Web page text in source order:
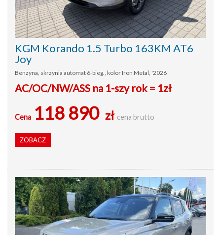
KGM Korando 1.5 Turbo 163KM AT6
Joy
Benzyna, skrzynia automat 6-bieg., kolor Iron Metal, '2026
AC/OC/NW/ASS na 1-szy rok = 1zł
Cena 118 890 zł cena brutto
ZOBACZ